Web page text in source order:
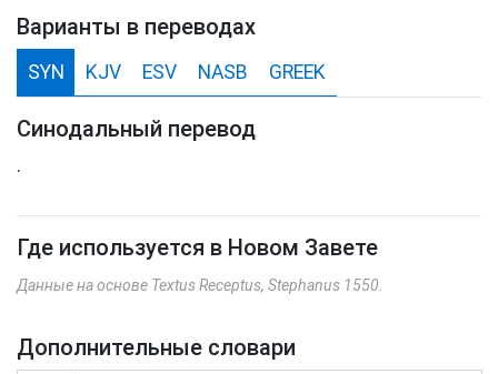
Варианты в переводах
SYN KJV ESV NASB GREEK
Синодальный перевод
.
Где используется в Новом Завете
Данные на основе Textus Receptus, Stephanus 1550.
Дополнительные словари